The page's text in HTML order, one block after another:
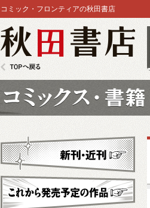
コミック・フロンティアの秋田書店
新刊・近刊